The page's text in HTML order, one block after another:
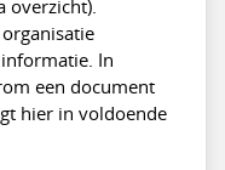
overzicht).
informatie. In
een document
hier in voldoende